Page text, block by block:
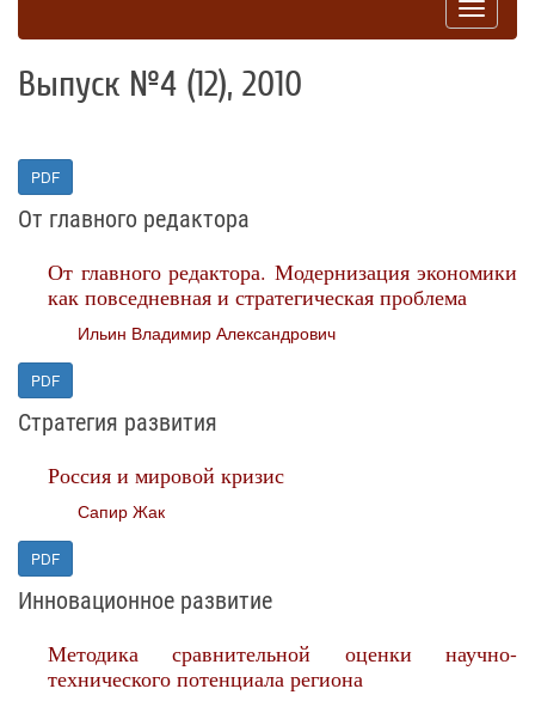
Toggle
Выпуск №4 (12), 2010
PDF
От главного редактора
От главного редактора. Модернизация экономики
как повседневная и стратегическая проблема
Ильин Владимир Александрович
PDF
Стратегия развития
Россия и мировой кризис
Сапир Жак
PDF
Инновационное развитие
Методика сравнительной оценки научно-
технического потенциала региона